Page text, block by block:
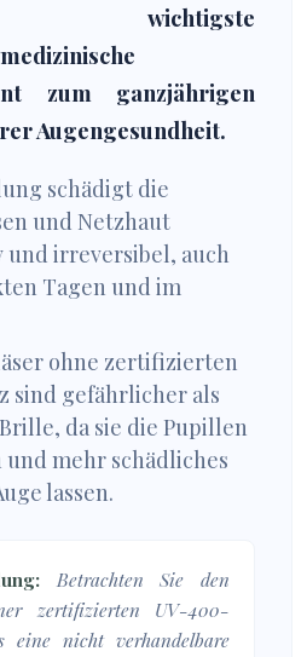
wichtigste
zum ganzjährigen
Augengesundheit.
schädigt die
und Netzhaut
und irreversibel, auch
Tagen und im
ohne zertifizierten
sind gefährlicher als
da sie die Pupillen
mehr schädliches
lassen.
Betrachten Sie den
zertifizierten UV-400-
eine nicht verhandelbare